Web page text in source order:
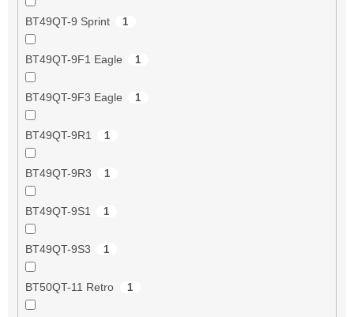
BT49QT-9 Sprint 1
BT49QT-9F1 Eagle 1
BT49QT-9F3 Eagle 1
BT49QT-9R1 1
BT49QT-9R3 1
BT49QT-9S1 1
BT49QT-9S3 1
BT50QT-11 Retro 1